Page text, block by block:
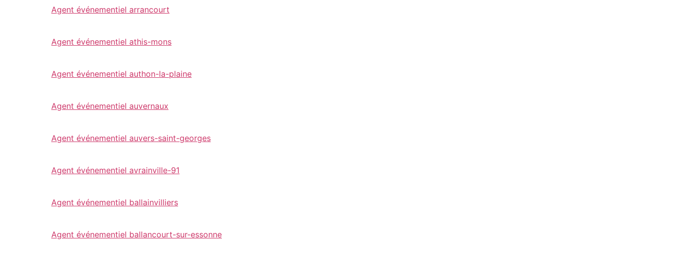
Agent événementiel arrancourt
Agent événementiel athis-mons
Agent événementiel authon-la-plaine
Agent événementiel auvernaux
Agent événementiel auvers-saint-georges
Agent événementiel avrainville-91
Agent événementiel ballainvilliers
Agent événementiel ballancourt-sur-essonne